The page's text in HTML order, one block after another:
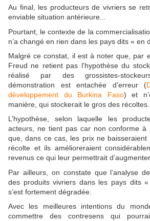
Au final, les producteurs de vivriers se
enviable situation antérieure...
Pourtant, le contexte de la
n’a changé en rien dans les pays dits « en
Malgré ce constat, il est à noter que, par
Freud ne retient pas l’hypothèse du
réalisé par des grossistes-
démonstration est entachée d’erreur (
développement du Burkina Faso) et
manière, qui stockerait le gros des récoltes.
L’hypothèse, selon laquelle les
acteurs, ne tient pas car non conforme à
que, dans ce cas, les prix ne
récolte et ils amélioreraient
revenus ce qui leur permettrait
Par ailleurs, on constate que l’analyse
des produits vivriers dans les pays dits
s’est fortement dégradée.
Avec les meilleures intentions du
commettre des contresens qui